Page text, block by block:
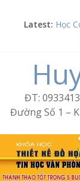
Latest: Học
ĐT:
Đường Số 1 –